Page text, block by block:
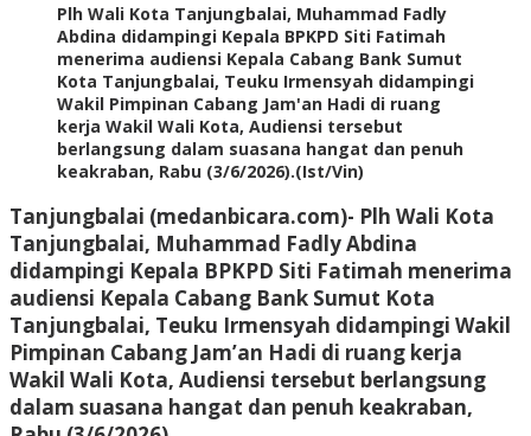
Plh Wali Kota Tanjungbalai, Muhammad Fadly
Abdina didampingi Kepala BPKPD Siti Fatimah
menerima audiensi Kepala Cabang Bank Sumut
Kota Tanjungbalai, Teuku Irmensyah didampingi
Wakil Pimpinan Cabang Jam'an Hadi di ruang
kerja Wakil Wali Kota, Audiensi tersebut
berlangsung dalam suasana hangat dan penuh
keakraban, Rabu (3/6/2026).(Ist/Vin)
Tanjungbalai (medanbicara.com)- Plh Wali Kota
Tanjungbalai, Muhammad Fadly Abdina
didampingi Kepala BPKPD Siti Fatimah menerima
audiensi Kepala Cabang Bank Sumut Kota
Tanjungbalai, Teuku Irmensyah didampingi Wakil
Pimpinan Cabang Jam’an Hadi di ruang kerja
Wakil Wali Kota, Audiensi tersebut berlangsung
dalam suasana hangat dan penuh keakraban,